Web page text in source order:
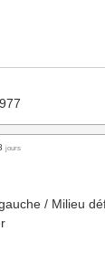
jours
/ Milieu